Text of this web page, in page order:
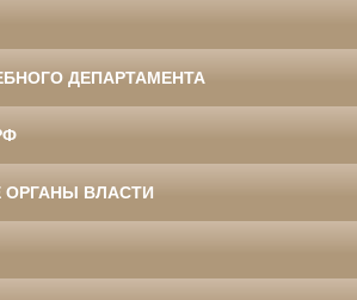
ДЕПАРТАМЕНТА
ВЛАСТИ